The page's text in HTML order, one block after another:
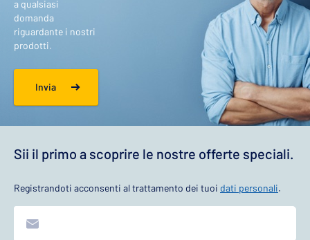
a qualsiasi
domanda
riguardante i nostri
prodotti.
Invia
Sii il primo a scoprire le nostre offerte speciali.
Registrandoti acconsenti al trattamento dei tuoi dati personali.